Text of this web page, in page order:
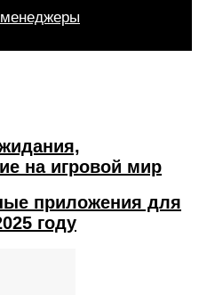
на игровой мир
приложения для
году